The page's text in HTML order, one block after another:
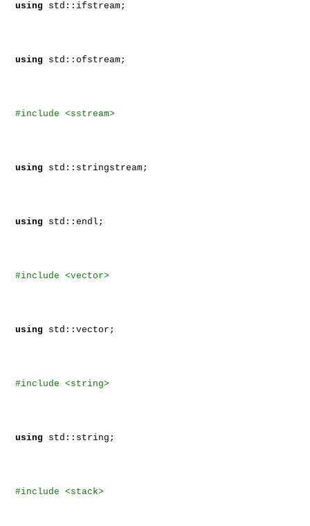
using std::ifstream;
using std::ofstream;
#include <sstream>
using std::stringstream;
using std::endl;
#include <vector>
using std::vector;
#include <string>
using std::string;
#include <stack>